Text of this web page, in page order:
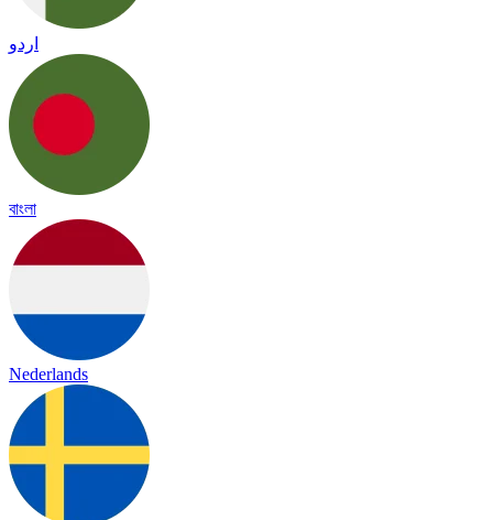
اردو
বাংলা
Nederlands